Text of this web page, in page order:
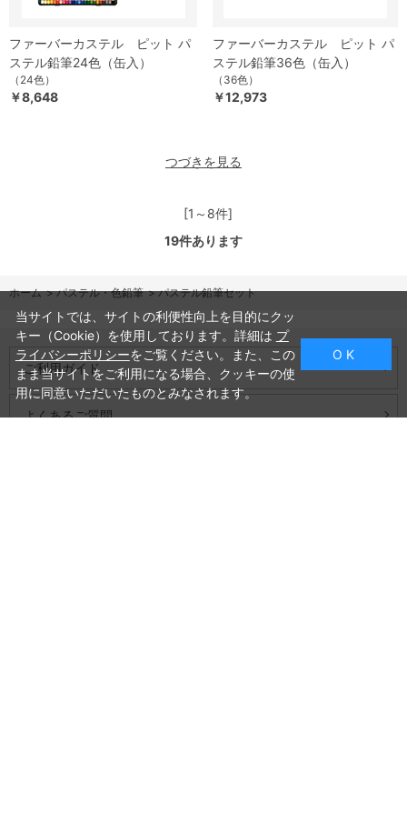
ファーバーカステル ピット パ
ステル鉛筆24色（缶入）
（24色）
￥8,648
ファーバーカステル ピット パ
ステル鉛筆36色（缶入）
（36色）
￥12,973
つづきを見る
[1～8件]
19件あります
ホーム >パステル・色鉛筆 >パステル鉛筆セット
ご利用ガイド
よくあるご質問
当サイトでは、サイトの利便性向上を目的にクッ
キー（Cookie）を使用しております。詳細は プ
ライバシーポリシーをご覧ください。また、この
まま当サイトをご利用になる場合、クッキーの使
用に同意いただいたものとみなされます。
O K